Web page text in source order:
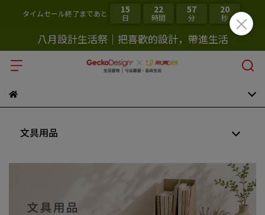
タイムセール終了まであと 15
日
22
時間
57
分
20
秒
八月設計生活祭｜把喜歡的設計，帶進生活
文具用品